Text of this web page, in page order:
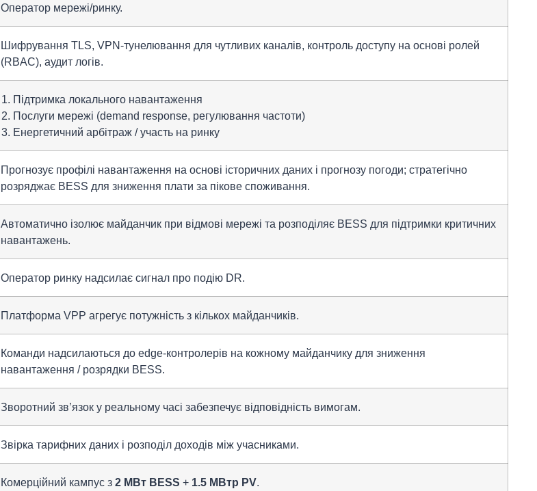
Оператор мережі/ринку.
Шифрування TLS, VPN-тунелювання для чутливих каналів, контроль доступу на основі ролей
(RBAC), аудит логів.
Підтримка локального навантаження
Послуги мережі (demand response, регулювання частоти)
Енергетичний арбітраж / участь на ринку
Прогнозує профілі навантаження на основі історичних даних і прогнозу погоди; стратегічно
розряджає BESS для зниження плати за пікове споживання.
Автоматично ізолює майданчик при відмові мережі та розподіляє BESS для підтримки критичних
навантажень.
Оператор ринку надсилає сигнал про подію DR.
Платформа VPP агрегує потужність з кількох майданчиків.
Команди надсилаються до edge-контролерів на кожному майданчику для зниження
навантаження / розрядки BESS.
Зворотний зв’язок у реальному часі забезпечує відповідність вимогам.
Звірка тарифних даних і розподіл доходів між учасниками.
Комерційний кампус з 2 МВт BESS + 1.5 МВтp PV